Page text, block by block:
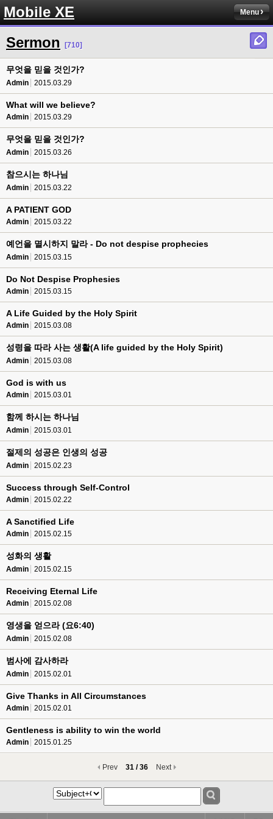
Mobile XE Menu
Sermon [710]
무엇을 믿을 것인가?
Admin 2015.03.29
What will we believe?
Admin 2015.03.29
무엇을 믿을 것인가?
Admin 2015.03.26
참으시는 하나님
Admin 2015.03.22
A PATIENT GOD
Admin 2015.03.22
예언을 멸시하지 말라 - Do not despise prophecies
Admin 2015.03.15
Do Not Despise Prophesies
Admin 2015.03.15
A Life Guided by the Holy Spirit
Admin 2015.03.08
성령을 따라 사는 생활(A life guided by the Holy Spirit)
Admin 2015.03.08
God is with us
Admin 2015.03.01
함께 하시는 하나님
Admin 2015.03.01
절제의 성공은 인생의 성공
Admin 2015.02.23
Success through Self-Control
Admin 2015.02.22
A Sanctified Life
Admin 2015.02.15
성화의 생활
Admin 2015.02.15
Receiving Eternal Life
Admin 2015.02.08
영생을 얻으라 (요6:40)
Admin 2015.02.08
범사에 감사하라
Admin 2015.02.01
Give Thanks in All Circumstances
Admin 2015.02.01
Gentleness is ability to win the world
Admin 2015.01.25
Prev 31 / 36 Next